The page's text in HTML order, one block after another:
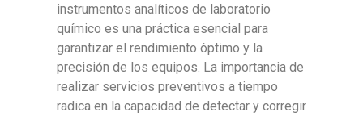
instrumentos analíticos de laboratorio
químico es una práctica esencial para
garantizar el rendimiento óptimo y la
precisión de los equipos. La importancia de
realizar servicios preventivos a tiempo
radica en la capacidad de detectar y corregir